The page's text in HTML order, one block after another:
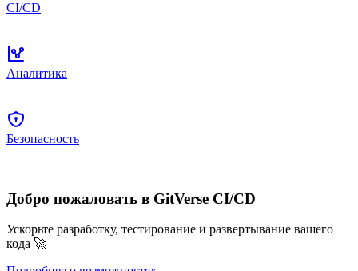
CI/CD
Аналитика
Безопасность
Добро пожаловать в GitVerse CI/CD
Ускорьте разработку, тестирование и развертывание вашего
кода 🚀